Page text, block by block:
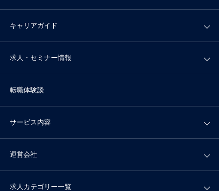
キャリアガイド
求人・セミナー情報
転職体験談
サービス内容
運営会社
求人カテゴリー一覧